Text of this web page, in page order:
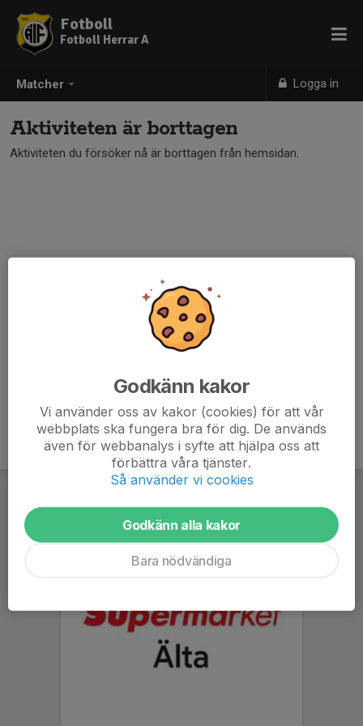
Matcher Logga in
Fotboll
Fotboll Herrar A
Aktiviteten är borttagen
Aktiviteten du försöker nå är borttagen från hemsidan.
Godkänn kakor
Vi använder oss av kakor (cookies) för att vår
webbplats ska fungera bra för dig. De används
även för webbanalys i syfte att hjälpa oss att
förbättra våra tjänster.
Så använder vi cookies
Godkänn alla kakor
Bara nödvändiga